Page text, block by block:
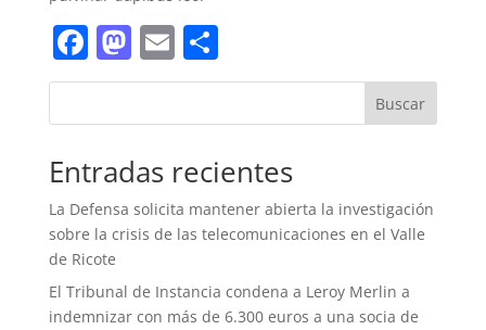
Facebook
Mastodon
EmailCompartir
Buscar
Entradas recientes
La Defensa solicita mantener abierta la investigación
sobre la crisis de las telecomunicaciones en el Valle
de Ricote
El Tribunal de Instancia condena a Leroy Merlin a
indemnizar con más de 6.300 euros a una socia de